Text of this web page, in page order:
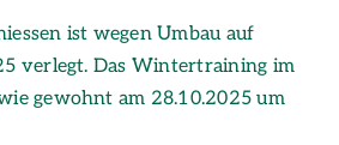
ist wegen Umbau auf
verlegt. Das Wintertraining im
gewohnt am 28.10.2025 um